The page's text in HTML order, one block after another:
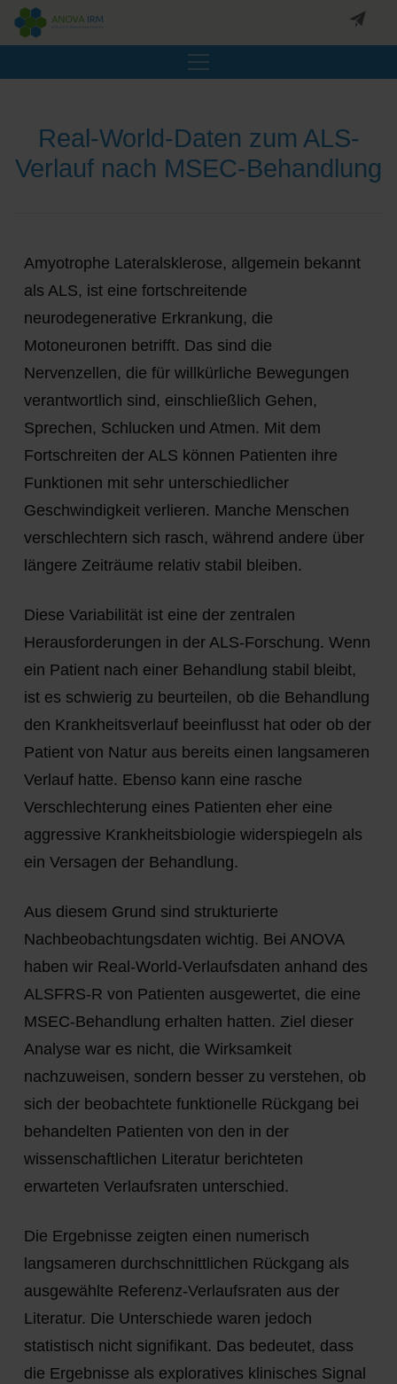
Real-World-Daten zum ALS-
Verlauf nach MSEC-Behandlung
Amyotrophe Lateralsklerose, allgemein bekannt
als ALS, ist eine fortschreitende
neurodegenerative Erkrankung, die
Motoneuronen betrifft. Das sind die
Nervenzellen, die für willkürliche Bewegungen
verantwortlich sind, einschließlich Gehen,
Sprechen, Schlucken und Atmen. Mit dem
Fortschreiten der ALS können Patienten ihre
Funktionen mit sehr unterschiedlicher
Geschwindigkeit verlieren. Manche Menschen
verschlechtern sich rasch, während andere über
längere Zeiträume relativ stabil bleiben.
Diese Variabilität ist eine der zentralen
Herausforderungen in der ALS-Forschung. Wenn
ein Patient nach einer Behandlung stabil bleibt,
ist es schwierig zu beurteilen, ob die Behandlung
den Krankheitsverlauf beeinflusst hat oder ob der
Patient von Natur aus bereits einen langsameren
Verlauf hatte. Ebenso kann eine rasche
Verschlechterung eines Patienten eher eine
aggressive Krankheitsbiologie widerspiegeln als
ein Versagen der Behandlung.
Aus diesem Grund sind strukturierte
Nachbeobachtungsdaten wichtig. Bei ANOVA
haben wir Real-World-Verlaufsdaten anhand des
ALSFRS-R von Patienten ausgewertet, die eine
MSEC-Behandlung erhalten hatten. Ziel dieser
Analyse war es nicht, die Wirksamkeit
nachzuweisen, sondern besser zu verstehen, ob
sich der beobachtete funktionelle Rückgang bei
behandelten Patienten von den in der
wissenschaftlichen Literatur berichteten
erwarteten Verlaufsraten unterschied.
Die Ergebnisse zeigten einen numerisch
langsameren durchschnittlichen Rückgang als
ausgewählte Referenz-Verlaufsraten aus der
Literatur. Die Unterschiede waren jedoch
statistisch nicht signifikant. Das bedeutet, dass
die Ergebnisse als exploratives klinisches Signal